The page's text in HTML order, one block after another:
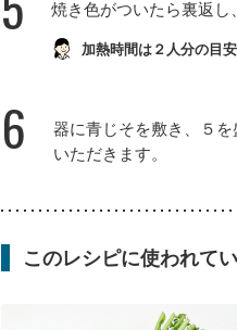
焼き色がついたら裏返し
加熱時間は２人分の目安
6
器に青じそを敷き、５
いただきます。
このレシピに使われて